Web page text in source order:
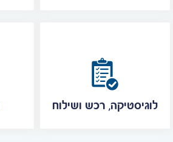
לוגיסטיקה, רכש ושילוח